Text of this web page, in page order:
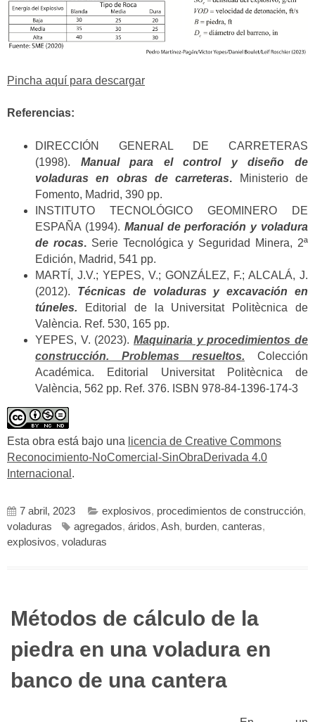
Pincha aquí para descargar
Referencias:
DIRECCIÓN GENERAL DE CARRETERAS
(1998). Manual para el control y diseño de
voladuras en obras de carreteras. Ministerio de
Fomento, Madrid, 390 pp.
INSTITUTO TECNOLÓGICO GEOMINERO DE
ESPAÑA (1994). Manual de perforación y voladura
de rocas.Serie Tecnológica y Seguridad Minera, 2ª
Edición, Madrid, 541 pp.
MARTÍ, J.V.; YEPES, V.; GONZÁLEZ, F.; ALCALÁ, J.
(2012). Técnicas de voladuras y excavación en
túneles. Editorial de la Universitat Politècnica de
València. Ref. 530, 165 pp.
YEPES, V. (2023). Maquinaria y procedimientos de
construcción. Problemas resueltos. Colección
Académica. Editorial Universitat Politècnica de
València, 562 pp. Ref. 376. ISBN 978-84-1396-174-3
Esta obra está bajo una licencia de Creative Commons
Reconocimiento-NoComercial-SinObraDerivada 4.0
Internacional .
7 abril, 2023 explosivos, procedimientos de construcción,
voladuras
agregados, áridos, Ash, burden, canteras,
explosivos, voladuras
Métodos de cálculo de la
piedra en una voladura en
banco de una cantera